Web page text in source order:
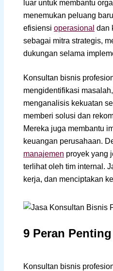
luar untuk membantu
menemukan peluang
efisiensi operasional dan
sebagai mitra strategis,
dukungan selama
Konsultan bisnis
mengidentifikasi
menganalisis kekuatan
memberi solusi dan
Mereka juga membantu
keuangan perusahaan.
manajemen proyek yang
terlihat oleh tim internal.
kerja, dan menciptakan
9 Peran
Konsultan bisnis